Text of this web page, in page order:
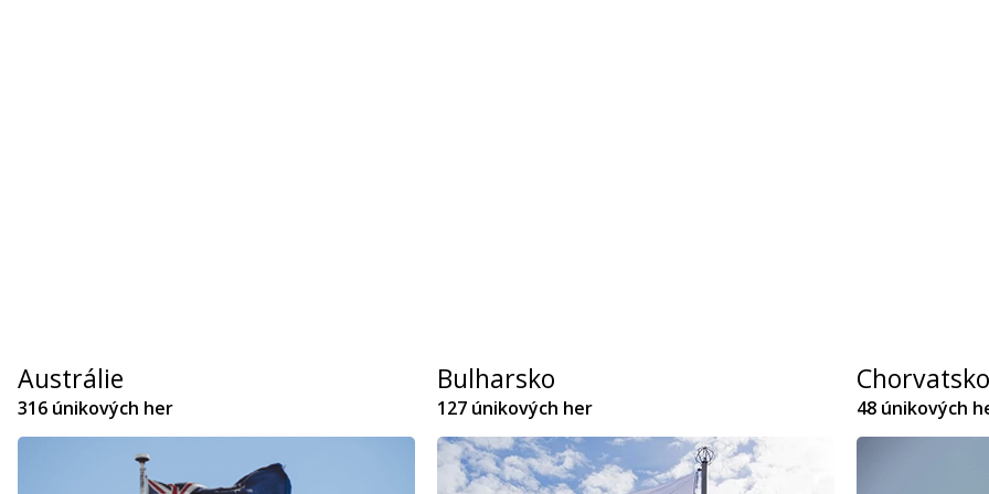
Austrálie
316 únikových her
Bulharsko
127 únikových her
Chorvatsko
48 únikových